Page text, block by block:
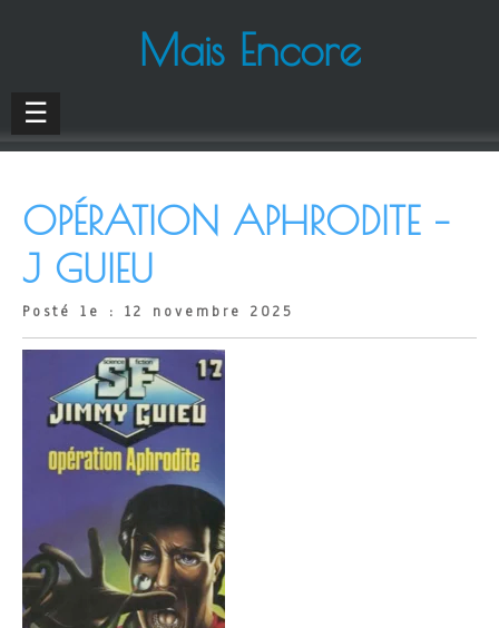
Mais Encore
☰
OPÉRATION APHRODITE –
J GUIEU
Posté le : 12 novembre 2025